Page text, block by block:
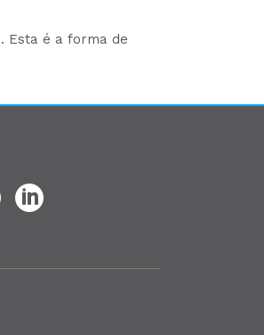
Esta é a forma de